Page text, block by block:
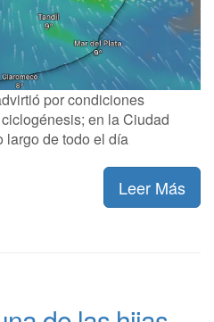
por condiciones
en la Ciudad
largo de todo el día
Leer Más